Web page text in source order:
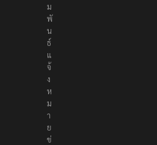
สั
ม
พั
น
ธ์
แ
จ้
ง
ห
ม
า
ย